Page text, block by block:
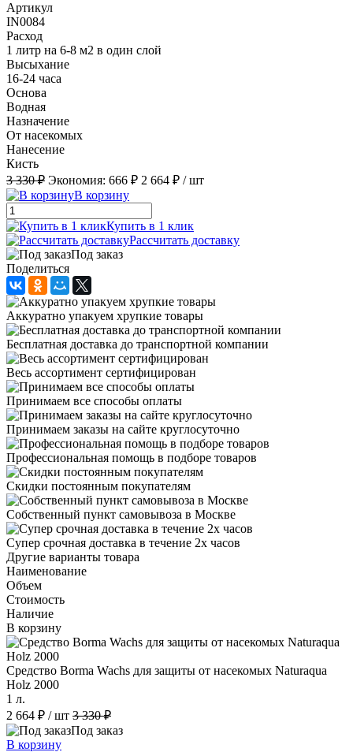
Артикул
IN0084
Расход
1 литр на 6-8 м2 в один слой
Высыхание
16-24 часа
Основа
Водная
Назначение
От насекомых
Нанесение
Кисть
3 330 ₽ Экономия: 666 ₽ 2 664 ₽ / шт
В корзину
Купить в 1 клик
Рассчитать доставку
Под заказ
Поделиться
Аккуратно упакуем хрупкие товары
Бесплатная доставка до транспортной компании
Весь ассортимент сертифицирован
Принимаем все способы оплаты
Принимаем заказы на сайте круглосуточно
Профессиональная помощь в подборе товаров
Скидки постоянным покупателям
Собственный пункт самовывоза в Москве
Супер срочная доставка в течение 2х часов
Другие варианты товара
Наименование
Объем
Стоимость
Наличие
В корзину
Средство Borma Wachs для защиты от насекомых Naturaqua
Holz 2000
1 л.
2 664 ₽ / шт 3 330 ₽
Под заказ
В корзину